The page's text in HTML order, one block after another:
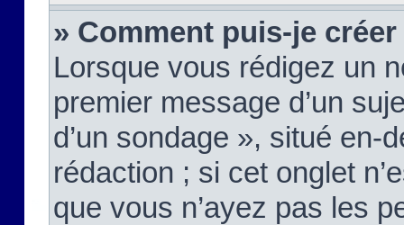
» Comment puis-je
Lorsque vous rédigez un
premier message d’un
d’un sondage », situé en-
rédaction ; si cet onglet
que vous n’ayez pas les